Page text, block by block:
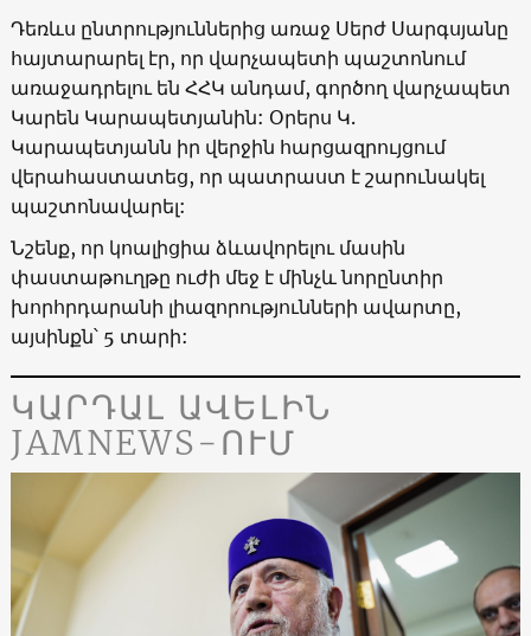
Դեռևս ընտրություններից առաջ Սերժ Սարգսյանը
հայտարարել էր, որ վարչապետի պաշտոնում
առաջադրելու են ՀՀԿ անդամ, գործող վարչապետ
Կարեն Կարապետյանին: Օրերս Կ.
Կարապետյանն իր վերջին հարցազրույցում
վերահաստատեց, որ պատրաստ է շարունակել
պաշտոնավարել:
Նշենք, որ կոալիցիա ձևավորելու մասին
փաստաթուղթը ուժի մեջ է մինչև նորընտիր
խորհրդարանի լիազորությունների ավարտը,
այսինքն՝ 5 տարի:
ԿԱՐԴԱԼ ԱՎԵԼԻՆ
JAMNEWS-ՈՒՄ